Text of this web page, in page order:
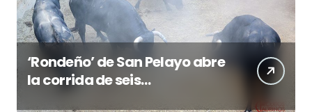
‘Rondeño’ de San Pelayo abre
la corrida de seis